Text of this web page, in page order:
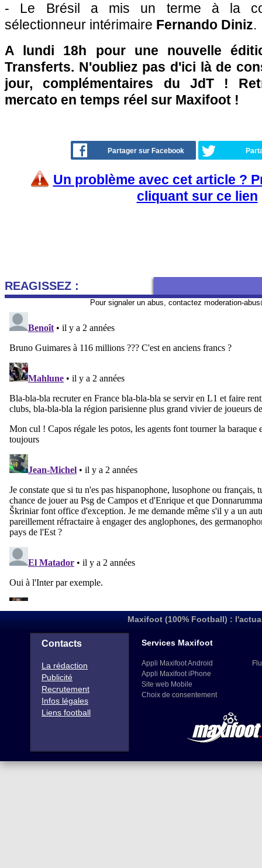
- Le Brésil a mis un terme à la
sélectionneur intérimaire Fernando Diniz.
A lundi 18h pour une nouvelle
Transferts. N'oubliez pas d'ici là de
jour, complémentaires du JdT !
mercato en temps réel sur Maxifoot !
Partager sur Facebook
Un problème avec cet article ?
cliquant sur ce lien
REAGISSEZ :
Pour signaler un abus, contactez moderation-
Maxifoot (100% Football) :
Contacts
La rédaction
Publicité
Recrutement
Infos légales
Liens football
Services Maxifoot
Appli Maxifoot Android
Appli Maxifoot iPhone
Site web Mobile
Choix de consentement